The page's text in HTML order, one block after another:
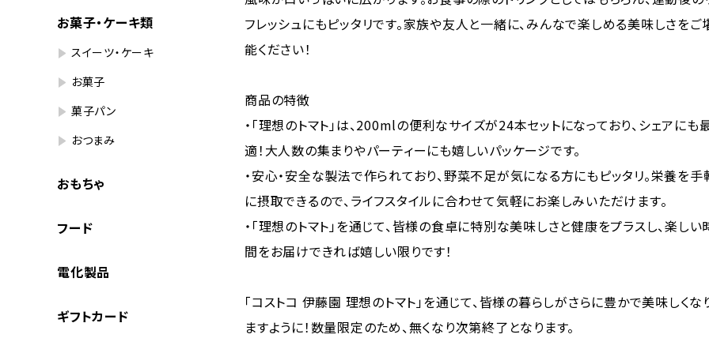
お菓子・ケーキ類
スイーツ・ケーキ
お菓子
菓子パン
おつまみ
おもちゃ
フード
電化製品
ギフトカード
フレッシュにもピッタリです。家族や友人と一緒に、みんなで楽しめる美味しさをご
能ください！
商品の特徴
・「理想のトマト」は、200mlの便利なサイズが24本セットになっており、シェアにも
適！大人数の集まりやパーティーにも嬉しいパッケージです。
・安心・安全な製法で作られており、野菜不足が気になる方にもピッタリ。栄養を手
に摂取できるので、ライフスタイルに合わせて気軽にお楽しみいただけます。
・「理想のトマト」を通じて、皆様の食卓に特別な美味しさと健康をプラスし、楽しい
間をお届けできれば嬉しい限りです！
「コストコ 伊藤園 理想のトマト」を通じて、皆様の暮らしがさらに豊かで美味しくな
ますように！数量限定のため、無くなり次第終了となります。